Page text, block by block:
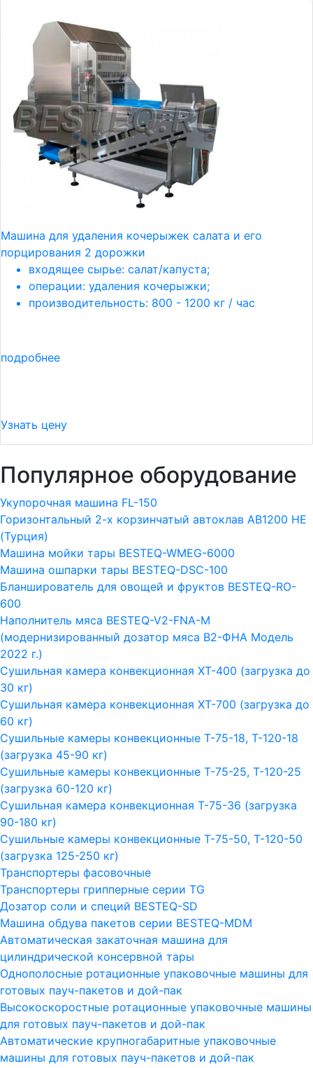
Машина для удаления кочерыжек салата и его
порцирования 2 дорожки
входящее сырье: салат/капуста;
операции: удаления кочерыжки;
производительность: 800 - 1200 кг / час
подробнее
Узнать цену
Популярное оборудование
Укупорочная машина FL-150
Горизонтальный 2-х корзинчатый автоклав АВ1200 HE
(Турция)
Машина мойки тары BESTEQ-WMEG-6000
Машина ошпарки тары BESTEQ-DSC-100
Бланширователь для овощей и фруктов BESTEQ-RO-
600
Наполнитель мяса BESTEQ-V2-FNA-M
(модернизированный дозатор мяса В2-ФНА Модель
2022 г.)
Сушильная камера конвекционная ХТ-400 (загрузка до
30 кг)
Сушильная камера конвекционная ХТ-700 (загрузка до
60 кг)
Сушильные камеры конвекционные Т-75-18, Т-120-18
(загрузка 45-90 кг)
Сушильные камеры конвекционные Т-75-25, Т-120-25
(загрузка 60-120 кг)
Сушильная камера конвекционная Т-75-36 (загрузка
90-180 кг)
Сушильные камеры конвекционные Т-75-50, Т-120-50
(загрузка 125-250 кг)
Транспортеры фасовочные
Транспортеры грипперные серии TG
Дозатор соли и специй BESTEQ-SD
Машина обдува пакетов серии ВESTEQ-MDM
Автоматическая закаточная машина для
цилиндрической консервной тары
Однополосные ротационные упаковочные машины для
готовых пауч-пакетов и дой-пак
Высокоскоростные ротационные упаковочные машины
для готовых пауч-пакетов и дой-пак
Автоматические крупногабаритные упаковочные
машины для готовых пауч-пакетов и дой-пак